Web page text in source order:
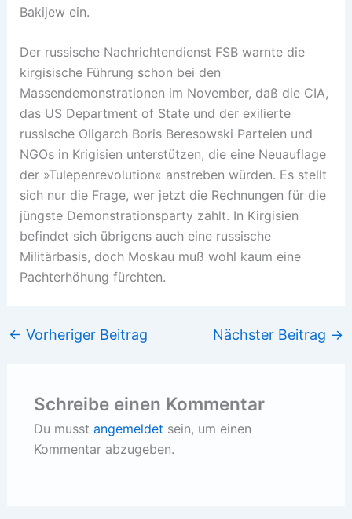
Bakijew ein.
Der russische Nachrichtendienst FSB warnte die
kirgisische Führung schon bei den
Massendemonstrationen im November, daß die CIA,
das US Department of State und der exilierte
russische Oligarch Boris Beresowski Parteien und
NGOs in Krigisien unterstützen, die eine Neuauflage
der »Tulepenrevolution« anstreben würden. Es stellt
sich nur die Frage, wer jetzt die Rechnungen für die
jüngste Demonstrationsparty zahlt. In Kirgisien
befindet sich übrigens auch eine russische
Militärbasis, doch Moskau muß wohl kaum eine
Pachterhöhung fürchten.
← Vorheriger Beitrag Nächster Beitrag →
Schreibe einen Kommentar
Du musst angemeldet sein, um einen
Kommentar abzugeben.